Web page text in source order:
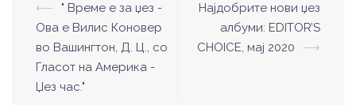
Post
navigation
⟵
" Време е за џез -
Ова е Вилис Коновер
во Вашингтон, Д. Ц., со
Гласот на Америка -
Џез час."
Најдобрите нови џез
албуми: EDITOR’S
CHOICE, мај 2020
⟶